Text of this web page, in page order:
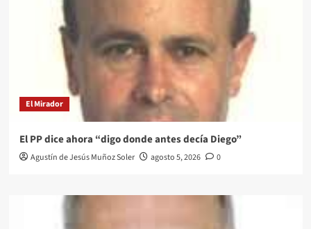
El Mirador
El PP dice ahora “digo donde antes decía Diego”
Agustín de Jesús Muñoz Soler agosto 5, 2026 0